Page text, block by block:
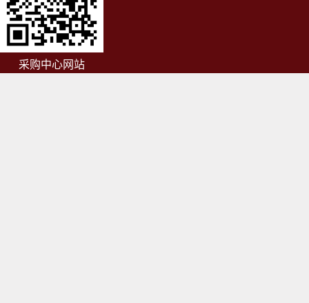
采购中心网站